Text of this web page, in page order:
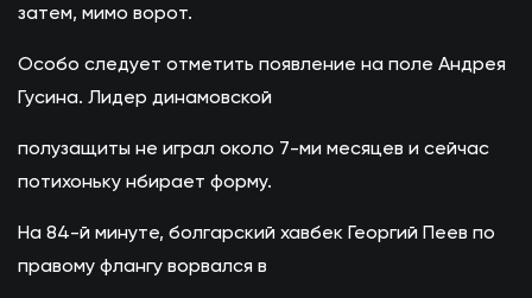
затем, мимо ворот.
Особо следует отметить появление на поле Андрея
Гусина. Лидер динамовской
полузащиты не играл около 7-ми месяцев и сейчас
потихоньку нбирает форму.
На 84-й минуте, болгарский хавбек Георгий Пеев по
правому флангу ворвался в